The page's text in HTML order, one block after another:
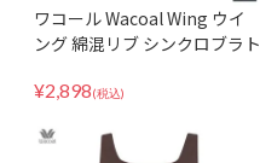
ワコール Wacoal Wing ウイ
ング 綿混リブ シンクロブラト
ブラキャミ カップ付きインナ
¥2,898(税込)